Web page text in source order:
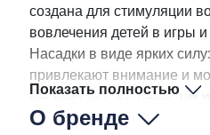
создана для стимуляции
вовлечения детей в игры
Насадки в виде ярких
привлекают внимание и
как вместе с нудлами, так и
Показать полностью
О бренде